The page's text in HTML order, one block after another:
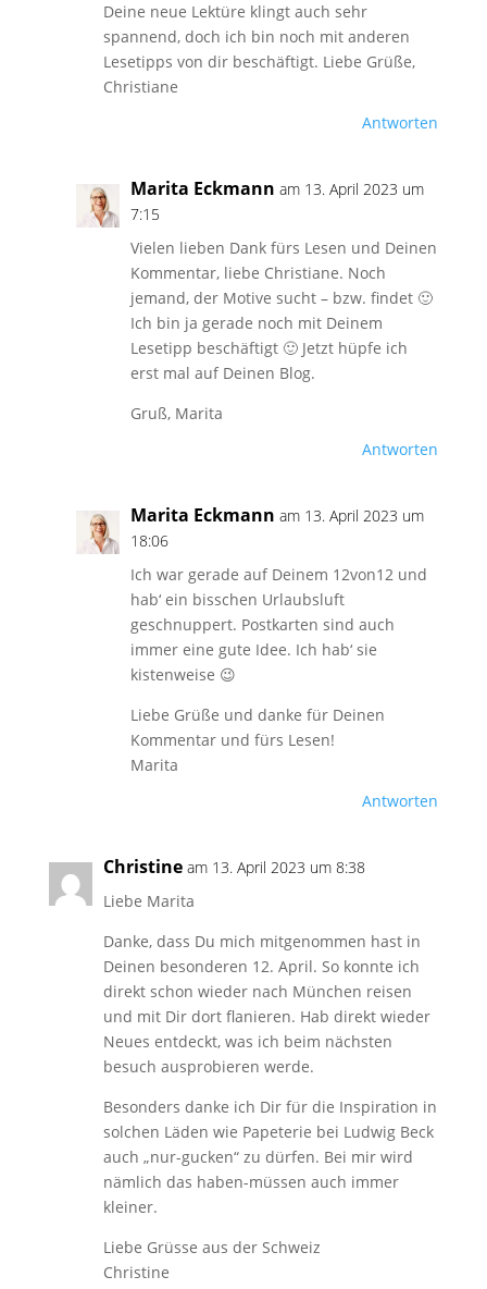
Deine neue Lektüre klingt auch sehr
spannend, doch ich bin noch mit anderen
Lesetipps von dir beschäftigt. Liebe Grüße,
Christiane
Antworten
Marita Eckmann am 13. April 2023 um
7:15
Vielen lieben Dank fürs Lesen und Deinen
Kommentar, liebe Christiane. Noch
jemand, der Motive sucht – bzw. findet 🙂
Ich bin ja gerade noch mit Deinem
Lesetipp beschäftigt 🙂 Jetzt hüpfe ich
erst mal auf Deinen Blog.
Gruß, Marita
Antworten
Marita Eckmann am 13. April 2023 um
18:06
Ich war gerade auf Deinem 12von12 und
hab‘ ein bisschen Urlaubsluft
geschnuppert. Postkarten sind auch
immer eine gute Idee. Ich hab‘ sie
kistenweise 😉
Liebe Grüße und danke für Deinen
Kommentar und fürs Lesen!
Marita
Antworten
Christine am 13. April 2023 um 8:38
Liebe Marita
Danke, dass Du mich mitgenommen hast in
Deinen besonderen 12. April. So konnte ich
direkt schon wieder nach München reisen
und mit Dir dort flanieren. Hab direkt wieder
Neues entdeckt, was ich beim nächsten
besuch ausprobieren werde.
Besonders danke ich Dir für die Inspiration in
solchen Läden wie Papeterie bei Ludwig Beck
auch „nur-gucken“ zu dürfen. Bei mir wird
nämlich das haben-müssen auch immer
kleiner.
Liebe Grüsse aus der Schweiz
Christine